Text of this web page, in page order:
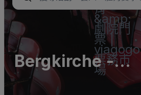
育
&amp;
劇院門
票 |
viagogo
票務市
場
Bergkirche -
Evangelische